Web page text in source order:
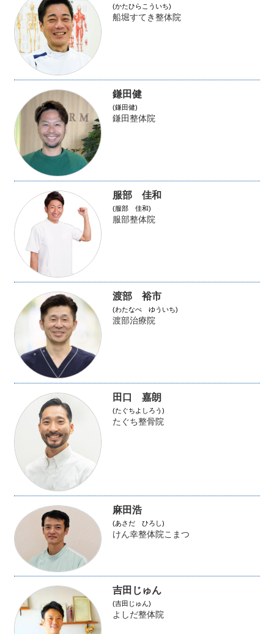
(かたひらこういち)
船堀すてき整体院
鎌田健
(鎌田健)
鎌田整体院
服部 佳和
(服部 佳和)
服部整体院
渡部 裕市
(わたなべ ゆういち)
渡部治療院
田口 嘉朗
(たぐちよしろう)
たぐち整骨院
麻田浩
(あさだ ひろし)
けん幸整体院こまつ
吉田じゅん
(吉田じゅん)
よしだ整体院